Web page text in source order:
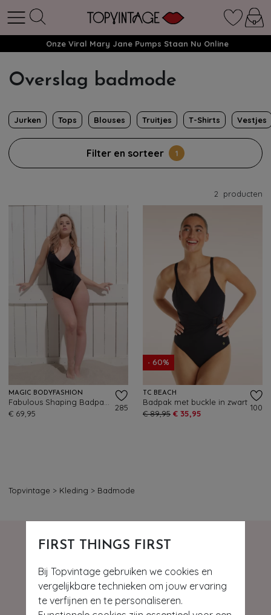
FIRST THINGS FIRST
Bij Topvintage gebruiken we cookies en
vergelijkbare technieken om jouw ervaring
te verfijnen en te personaliseren.
Onze Viral Mary Jane Pumps Staan Nu Online
Overslag badmode
Jurken Tops Blouses Truitjes T-Shirts Vestjes
Filter en sorteer 1
2 producten
MAGIC BODYFASHION
€ 69,95
285
- 60%
TC BEACH
Badpak met buckle in zwart
€ 89,95 € 35,95
100
Topvintage > Kleding > Badmode
Hey gorgeous